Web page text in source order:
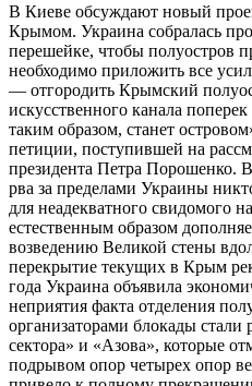
В Киеве обсуждают новый
Крымом. Украина собралась
перешейке, чтобы полуостров
необходимо приложить все
— отгородить Крымский
искусственного канала
таким образом, станет
петиции, поступившей на
президента Петра Порошенко.
рва за пределами Украины
для неадекватного свидомого
естественным образом
возведению Великой стены
перекрытие текущих в Крым
года Украина объявила
неприятия факта отделения
организаторами блокады стали
сектора» и «Азова», которые
подрывом опор четырех опор